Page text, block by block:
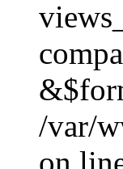
/var/